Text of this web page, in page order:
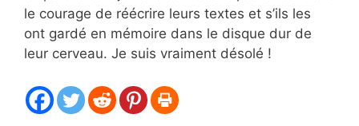
le courage de réécrire leurs textes et s’ils les
ont gardé en mémoire dans le disque dur de
leur cerveau. Je suis vraiment désolé !